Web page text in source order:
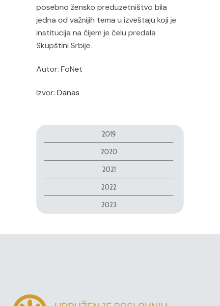
posebno žensko preduzetništvo bila
jedna od važnijih tema u izveštaju koji je
institucija na čijem je čelu predala
Skupštini Srbije.
Autor: FoNet
Izvor: Danas
2019
2020
2021
2022
2023